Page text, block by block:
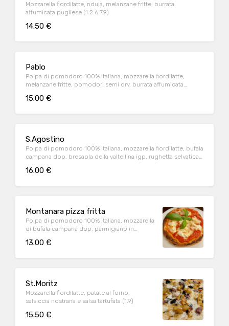
Mozzarella fiordilatte, nduja, melanzane fritte, burrata
affumicata pugliese (1.2.6.7.9)
14.50 €
Pablo
Polpa di pomodoro 100% italiana, mozzarella fiordilatte,
melanzane fritte, pomodori semi dry, burrata affumicata
15.00 €
S.Agostino
Polpa di pomodoro 100% italiana, mozzarella fiordilatte, bufala
campana dop, bresaola della valtellina igp, rughetta selvatica,
16.00 €
Montanara pizza fritta
Polpa di pomodoro 100% italiana, mozzarella
di bufala campana dop, parmigiano in
13.00 €
St.Moritz
Mozzarella fiordilatte, patate al forno,
salsiccia nostrana e salsa tartufata (1.9)
15.50 €